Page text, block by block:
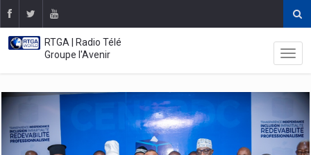
RTGA | Radio Télé
Groupe l'Avenir